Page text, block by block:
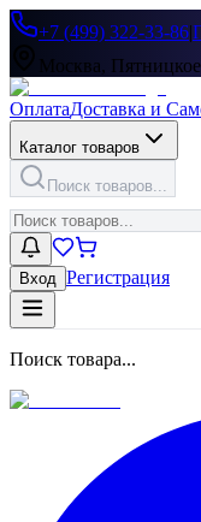
+7 (499) 322-33-86|
Москва,
ОплатаДоставка и
Каталог товаров
Поиск товаров...
Вход Регистрация
Поиск товара...